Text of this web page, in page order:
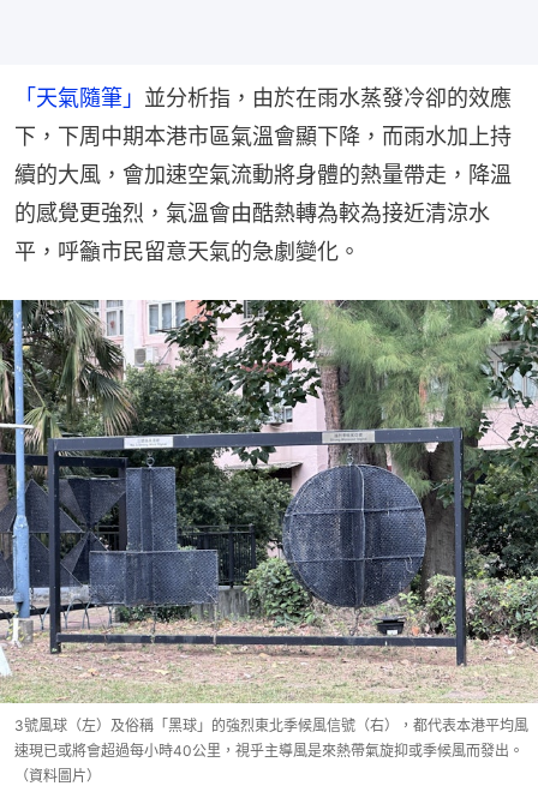
「天氣隨筆」 並分析指，由於在雨水蒸發冷卻的效應
下，下周中期本港市區氣溫會顯下降，而雨水加上持
續的大風，會加速空氣流動將身體的熱量帶走，降溫
的感覺更強烈，氣溫會由酷熱轉為較為接近清涼水
平，呼籲市民留意天氣的急劇變化。
3號風球（左）及俗稱「黑球」的強烈東北季候風信號（右），都代表本港平均風
速現已或將會超過每小時40公里，視乎主導風是來熱帶氣旋抑或季候風而發出。
（資料圖片）